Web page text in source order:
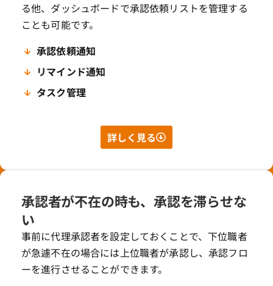
る他、ダッシュボードで承認依頼リストを管理する
ことも可能です。
承認依頼通知
リマインド通知
タスク管理
詳しく見る
承認者が不在の時も、承認を滞らせな
い
事前に代理承認者を設定しておくことで、下位職者
が急遽不在の場合には上位職者が承認し、承認フロ
ーを進行させることができます。